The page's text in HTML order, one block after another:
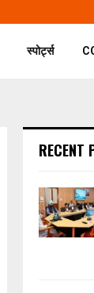
स्पोर्ट्स
RECENT